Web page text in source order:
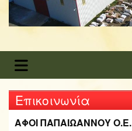
Eπικοινωνία
ΑΦΟΙ ΠΑΠΑΙΩΑΝΝΟΥ Ο.Ε.